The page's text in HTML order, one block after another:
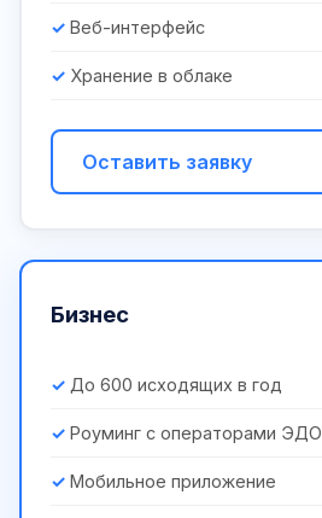
Веб-интерфейс
Хранение в облаке
Оставить заявку
Бизнес
До 600 исходящих в год
Роуминг с операторами ЭДО
Мобильное приложение